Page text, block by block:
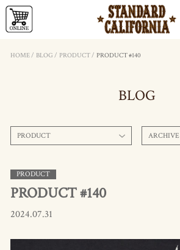
HOME/ BLOG / PRODUCT/ PRODUCT #140
BLOG
PRODUCT ARCHIVE
PRODUCT
PRODUCT #140
2024.07.31